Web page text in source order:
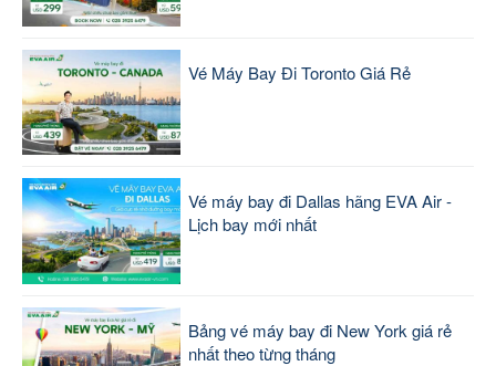
Vé Máy Bay Đi Toronto Giá Rẻ
Vé máy bay đi Dallas hãng EVA Air -
Lịch bay mới nhất
Bảng vé máy bay đi New York giá rẻ
nhất theo từng tháng